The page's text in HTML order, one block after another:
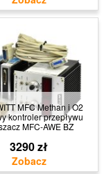
MFC Methan i O2
kontroler przepływu
MFC-AWE BZ
3290 zł